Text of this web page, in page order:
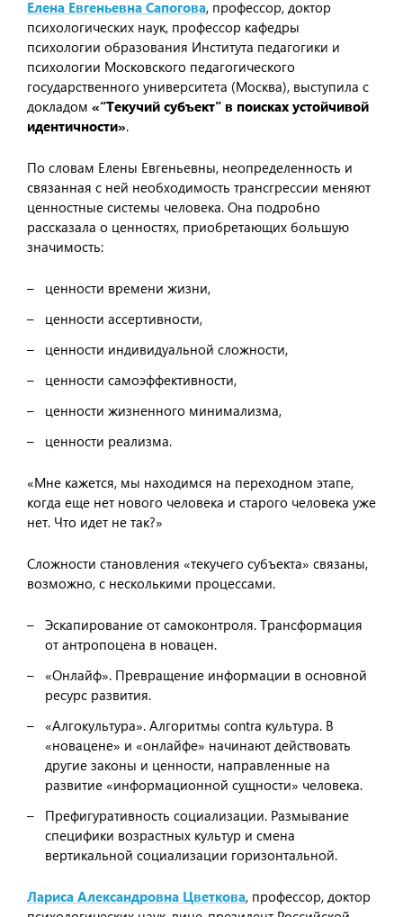
Елена Евгеньевна Сапогова, профессор, доктор
психологических наук, профессор кафедры
психологии образования Института педагогики и
психологии Московского педагогического
государственного университета (Москва), выступила с
докладом «“Текучий субъект” в поисках устойчивой
идентичности».
По словам Елены Евгеньевны, неопределенность и
связанная с ней необходимость трансгрессии меняют
ценностные системы человека. Она подробно
рассказала о ценностях, приобретающих большую
значимость:
ценности времени жизни,
ценности ассертивности,
ценности индивидуальной сложности,
ценности самоэффективности,
ценности жизненного минимализма,
ценности реализма.
«Мне кажется, мы находимся на переходном этапе,
когда еще нет нового человека и старого человека уже
нет. Что идет не так?»
Сложности становления «текучего субъекта» связаны,
возможно, с несколькими процессами.
Эскапирование от самоконтроля. Трансформация
от антропоцена в новацен.
«Онлайф». Превращение информации в основной
ресурс развития.
«Алгокультура». Алгоритмы contra культура. В
«новацене» и «онлайфе» начинают действовать
другие законы и ценности, направленные на
развитие «информационной сущности» человека.
Префигуративность социализации. Размывание
специфики возрастных культур и смена
вертикальной социализации горизонтальной.
Лариса Александровна Цветкова, профессор, доктор